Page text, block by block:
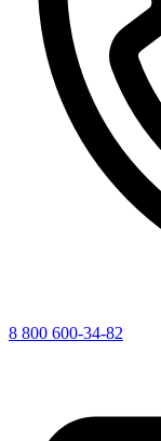
8 800 600-34-82